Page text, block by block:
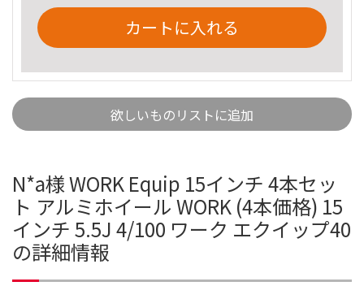
カートに入れる
欲しいものリストに追加
N*a様 WORK Equip 15インチ 4本セッ
ト アルミホイール WORK (4本価格) 15
インチ 5.5J 4/100 ワーク エクイップ40
の詳細情報